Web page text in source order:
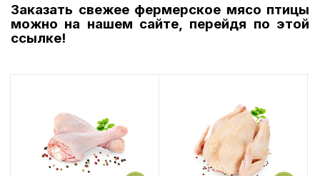
Заказать свежее фермерское мясо птицы
можно на нашем сайте, перейдя по этой
ссылке!